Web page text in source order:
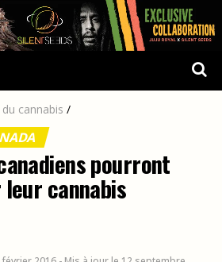
cannabis /
pourront
cannabis